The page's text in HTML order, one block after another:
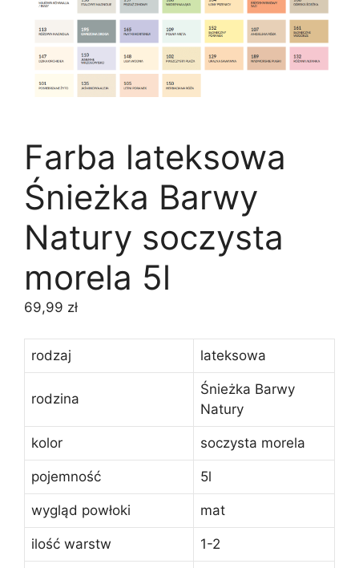
Farba lateksowa
Śnieżka Barwy
Natury soczysta
morela 5l
69,99 zł
rodzaj lateksowa
rodzina
Śnieżka Barwy
Natury
kolor soczysta morela
pojemność 5l
wygląd powłoki mat
ilość warstw 1-2